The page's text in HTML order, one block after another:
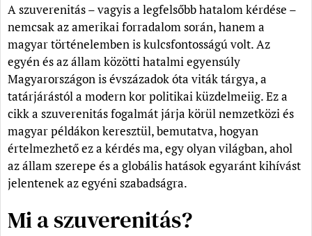
A szuverenitás – vagyis a legfelsőbb hatalom kérdése –
nemcsak az amerikai forradalom során, hanem a
magyar történelemben is kulcsfontosságú volt. Az
egyén és az állam közötti hatalmi egyensúly
Magyarországon is évszázadok óta viták tárgya, a
tatárjárástól a modern kor politikai küzdelmeiig. Ez a
cikk a szuverenitás fogalmát járja körül nemzetközi és
magyar példákon keresztül, bemutatva, hogyan
értelmezhető ez a kérdés ma, egy olyan világban, ahol
az állam szerepe és a globális hatások egyaránt kihívást
jelentenek az egyéni szabadságra.
Mi a szuverenitás?